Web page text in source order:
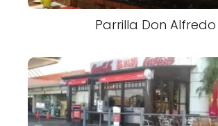
Parrilla Don Alfredo